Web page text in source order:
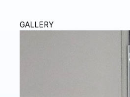
GALLERY